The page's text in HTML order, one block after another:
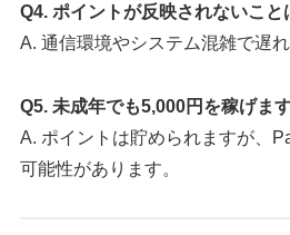
Q4. ポイントが反映されないこと
A. 通信環境やシステム混雑で遅
Q5. 未成年でも5,000円を稼げま
A. ポイントは貯められますが、
可能性があります。